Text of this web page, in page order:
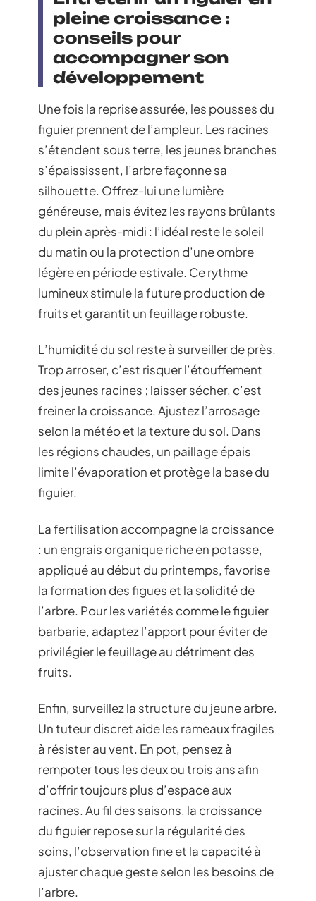
pleine croissance :
conseils pour
accompagner son
développement
Une fois la reprise assurée, les pousses du
figuier prennent de l’ampleur. Les racines
s’étendent sous terre, les jeunes branches
s’épaississent, l’arbre façonne sa
silhouette. Offrez-lui une lumière
généreuse, mais évitez les rayons brûlants
du plein après-midi : l’idéal reste le soleil
du matin ou la protection d’une ombre
légère en période estivale. Ce rythme
lumineux stimule la future production de
fruits et garantit un feuillage robuste.
L’humidité du sol reste à surveiller de près.
Trop arroser, c’est risquer l’étouffement
des jeunes racines ; laisser sécher, c’est
freiner la croissance. Ajustez l’arrosage
selon la météo et la texture du sol. Dans
les régions chaudes, un paillage épais
limite l’évaporation et protège la base du
figuier.
La fertilisation accompagne la croissance
: un engrais organique riche en potasse,
appliqué au début du printemps, favorise
la formation des figues et la solidité de
l’arbre. Pour les variétés comme le figuier
barbarie, adaptez l’apport pour éviter de
privilégier le feuillage au détriment des
fruits.
Enfin, surveillez la structure du jeune arbre.
Un tuteur discret aide les rameaux fragiles
à résister au vent. En pot, pensez à
rempoter tous les deux ou trois ans afin
d’offrir toujours plus d’espace aux
racines. Au fil des saisons, la croissance
du figuier repose sur la régularité des
soins, l’observation fine et la capacité à
ajuster chaque geste selon les besoins de
l’arbre.